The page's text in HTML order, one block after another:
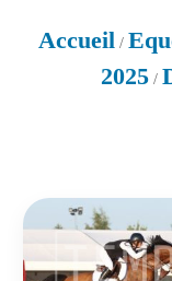
Accueil /
2025 /